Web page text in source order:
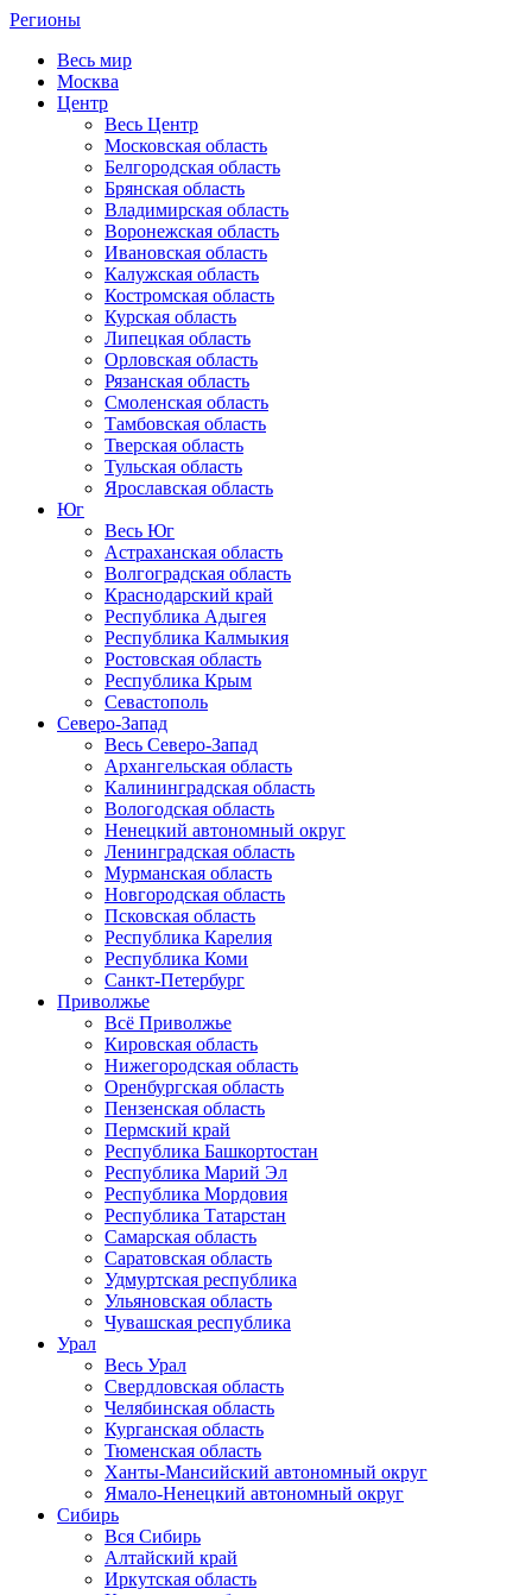
Регионы
Весь мир
Москва
Центр
Весь Центр
Московская область
Белгородская область
Брянская область
Владимирская область
Воронежская область
Ивановская область
Калужская область
Костромская область
Курская область
Липецкая область
Орловская область
Рязанская область
Смоленская область
Тамбовская область
Тверская область
Тульская область
Ярославская область
Юг
Весь Юг
Астраханская область
Волгоградская область
Краснодарский край
Республика Адыгея
Республика Калмыкия
Ростовская область
Республика Крым
Севастополь
Северо-Запад
Весь Северо-Запад
Архангельская область
Калининградская область
Вологодская область
Ненецкий автономный округ
Ленинградская область
Мурманская область
Новгородская область
Псковская область
Республика Карелия
Республика Коми
Санкт-Петербург
Приволжье
Всё Приволжье
Кировская область
Нижегородская область
Оренбургская область
Пензенская область
Пермский край
Республика Башкортостан
Республика Марий Эл
Республика Мордовия
Республика Татарстан
Самарская область
Саратовская область
Удмуртская республика
Ульяновская область
Чувашская республика
Урал
Весь Урал
Свердловская область
Челябинская область
Курганская область
Тюменская область
Ханты-Мансийский автономный округ
Ямало-Ненецкий автономный округ
Сибирь
Вся Сибирь
Алтайский край
Иркутская область